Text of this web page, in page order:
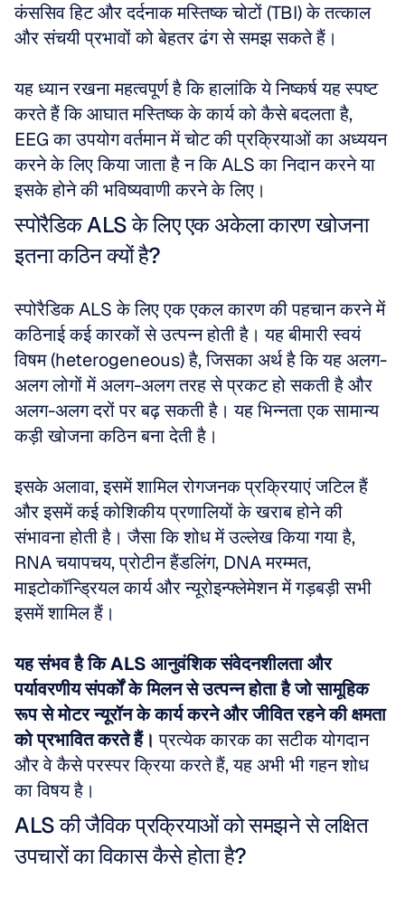
कंससिव हिट और दर्दनाक मस्तिष्क चोटों (TBI) के तत्काल
और संचयी प्रभावों को बेहतर ढंग से समझ सकते हैं।
यह ध्यान रखना महत्वपूर्ण है कि हालांकि ये निष्कर्ष यह स्पष्ट
करते हैं कि आघात मस्तिष्क के कार्य को कैसे बदलता है,
EEG का उपयोग वर्तमान में चोट की प्रक्रियाओं का अध्ययन
करने के लिए किया जाता है न कि ALS का निदान करने या
इसके होने की भविष्यवाणी करने के लिए।
स्पोरैडिक ALS के लिए एक अकेला कारण खोजना
इतना कठिन क्यों है?
स्पोरैडिक ALS के लिए एक एकल कारण की पहचान करने में
कठिनाई कई कारकों से उत्पन्न होती है। यह बीमारी स्वयं
विषम (heterogeneous) है, जिसका अर्थ है कि यह अलग-
अलग लोगों में अलग-अलग तरह से प्रकट हो सकती है और
अलग-अलग दरों पर बढ़ सकती है। यह भिन्नता एक सामान्य
कड़ी खोजना कठिन बना देती है।
इसके अलावा, इसमें शामिल रोगजनक प्रक्रियाएं जटिल हैं
और इसमें कई कोशिकीय प्रणालियों के खराब होने की
संभावना होती है। जैसा कि शोध में उल्लेख किया गया है,
RNA चयापचय, प्रोटीन हैंडलिंग, DNA मरम्मत,
माइटोकॉन्ड्रियल कार्य और न्यूरोइन्फ्लेमेशन में गड़बड़ी सभी
इसमें शामिल हैं।
यह संभव है कि ALS आनुवंशिक संवेदनशीलता और
पर्यावरणीय संपर्कों के मिलन से उत्पन्न होता है जो सामूहिक
रूप से मोटर न्यूरॉन के कार्य करने और जीवित रहने की क्षमता
को प्रभावित करते हैं। प्रत्येक कारक का सटीक योगदान
और वे कैसे परस्पर क्रिया करते हैं, यह अभी भी गहन शोध
का विषय है।
ALS की जैविक प्रक्रियाओं को समझने से लक्षित
उपचारों का विकास कैसे होता है?